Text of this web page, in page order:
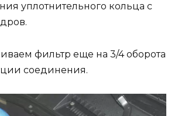
уплотнительного кольца с
фильтр еще на 3/4 оборота
соединения.